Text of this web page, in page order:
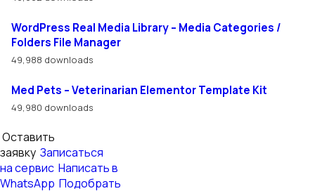
WordPress Real Media Library – Media Categories /
Folders File Manager
49,988 downloads
Med Pets – Veterinarian Elementor Template Kit
49,980 downloads
Оставить
заявку Записаться
на сервис Написать в
WhatsApp Подобрать